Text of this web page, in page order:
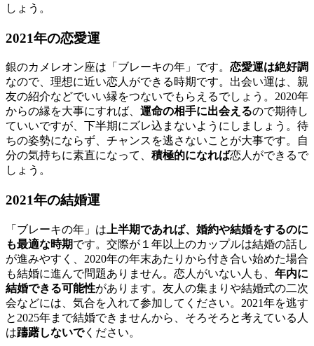
しょう。
2021年の恋愛運
銀のカメレオン座は「ブレーキの年」です。 恋愛運は絶好調
なので、理想に近い恋人ができる時期です。出会い運は、親
友の紹介などでいい縁をつないでもらえるでしょう。2020年
からの縁を大事にすれば、 運命の相手に出会えるので期待し
ていいですが、下半期にズレ込まないようにしましょう。待
ちの姿勢にならず、チャンスを逃さないことが大事です。自
分の気持ちに素直になって、 積極的になれば恋人ができるで
しょう。
2021年の結婚運
「ブレーキの年」は 上半期であれば、婚約や結婚をするのに
も最適な時期です。交際が１年以上のカップルは結婚の話し
が進みやすく、2020年の年末あたりから付き合い始めた場合
も結婚に進んで問題ありません。恋人がいない人も、 年内に
結婚できる可能性があります。友人の集まりや結婚式の二次
会などには、気合を入れて参加してください。2021年を逃す
と2025年まで結婚できませんから、そろそろと考えている人
は躊躇しないでください。